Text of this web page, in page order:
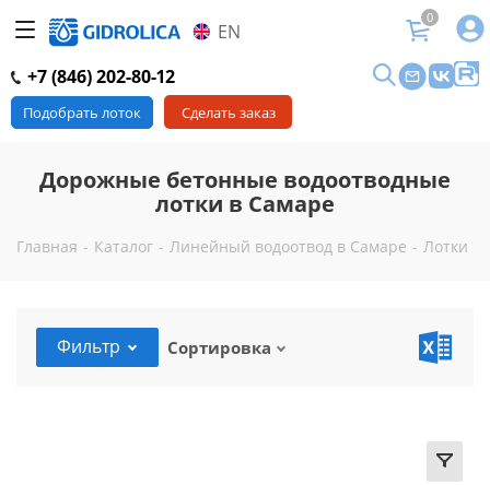
EN
0
+7 (846) 202-80-12
Подобрать лоток Сделать заказ
Дорожные бетонные водоотводные
лотки в Самаре
Главная - Каталог - Линейный водоотвод в Самаре - Лотки
Фильтр Сортировка